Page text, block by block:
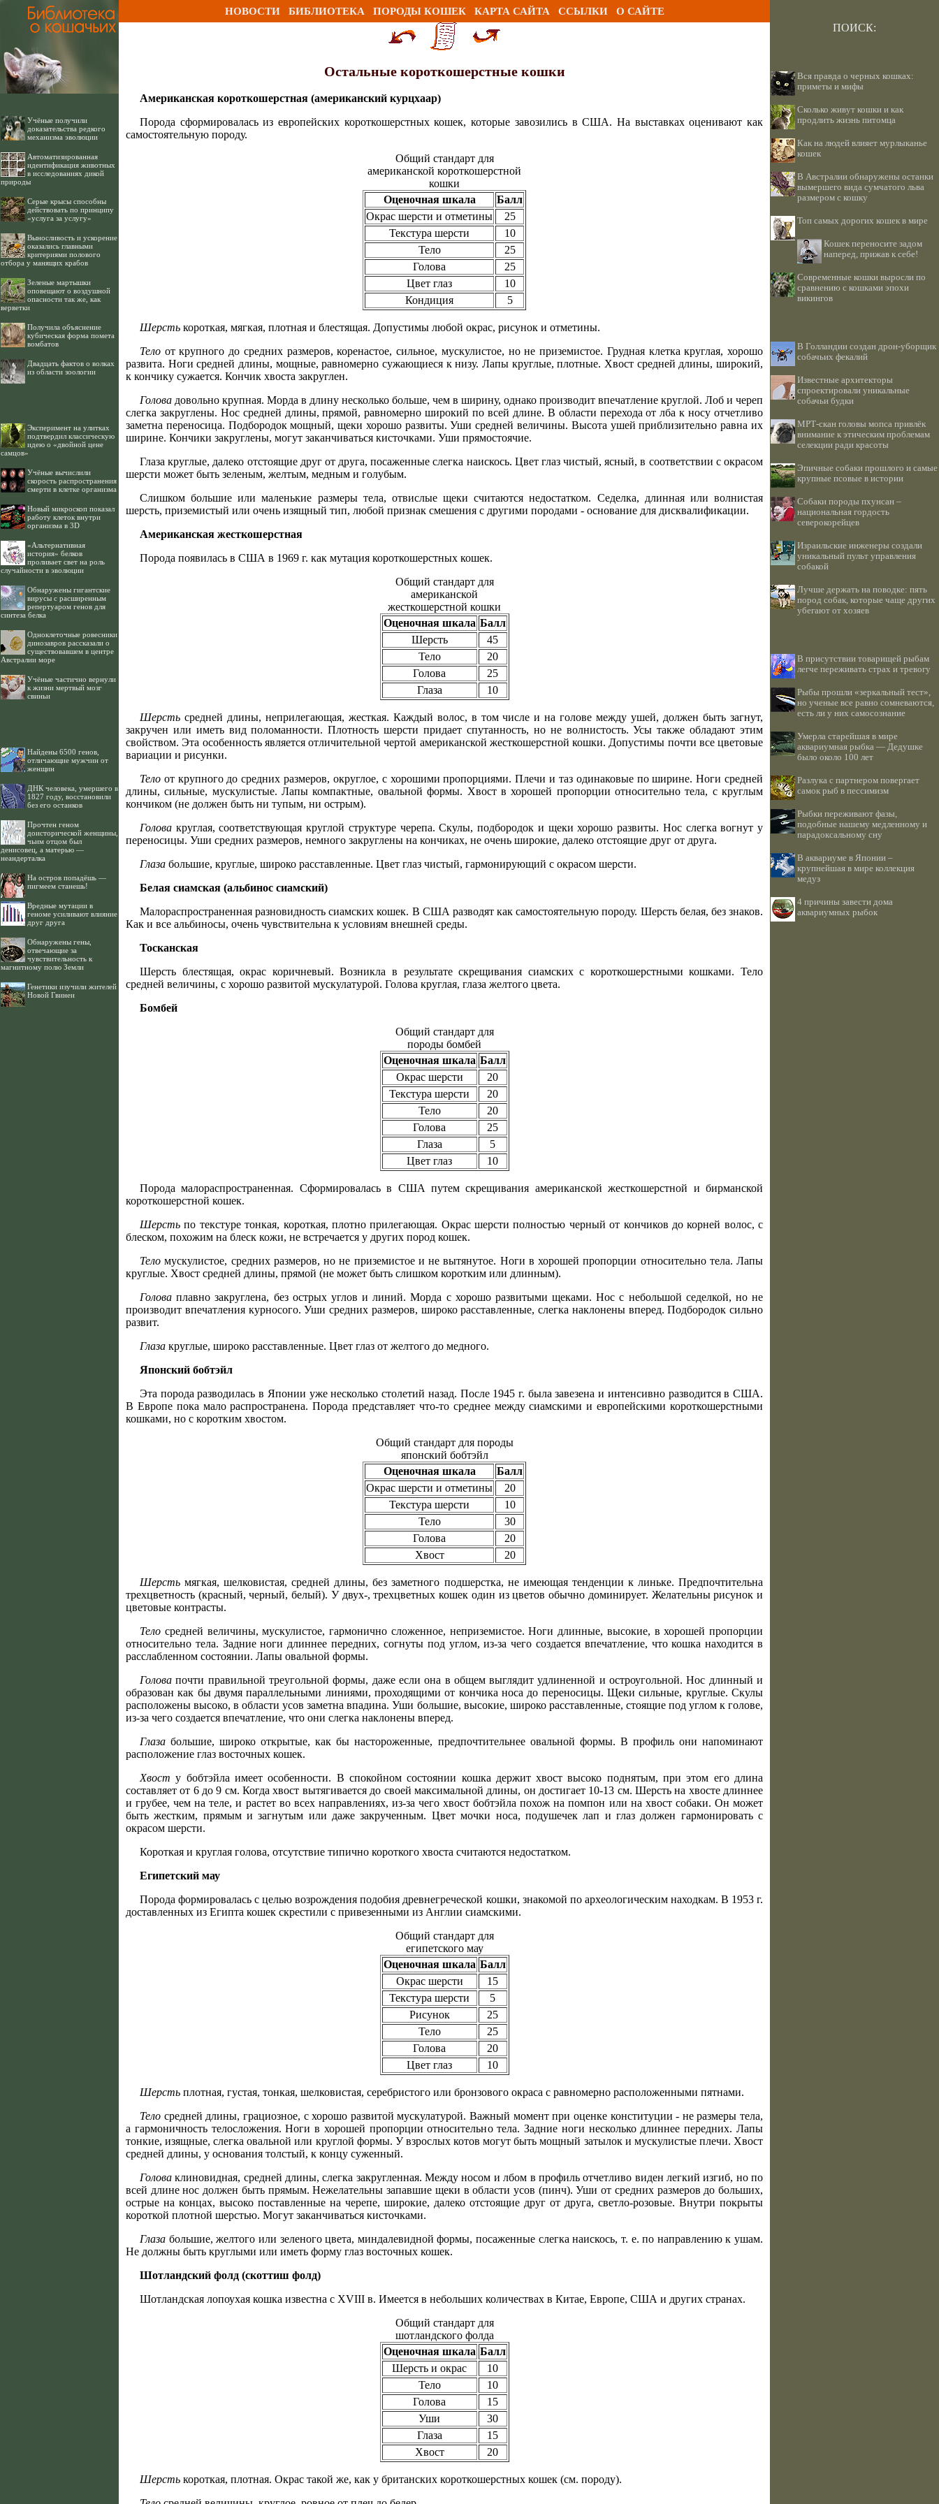
НОВОСТИ БИБЛИОТЕКА ПОРОДЫ КОШЕК КАРТА САЙТА ССЫЛКИ О САЙТЕ
Учёные получили
доказательства редкого
механизма эволюции
Автоматизированная
идентификация животных
в исследованиях дикой
природы
Серые крысы способны
действовать по принципу
«услуга за услугу»
Выносливость и ускорение
оказались главными
критериями полового
отбора у манящих крабов
Зеленые мартышки
оповещают о воздушной
опасности так же, как
верветки
Получила объяснение
кубическая форма помета
вомбатов
Двадцать фактов о волках
из области зоологии
Эксперимент на улитках
подтвердил классическую
идею о «двойной цене
самцов»
Учёные вычислили
скорость распространения
смерти в клетке организма
Новый микроскоп показал
работу клеток внутри
организма в 3D
«Альтернативная
история» белков
проливает свет на роль
случайности в эволюции
Обнаружены гигантские
вирусы с расширенным
репертуаром генов для
синтеза белка
Одноклеточные ровесники
динозавров рассказали о
существовавшем в центре
Австралии море
Учёные частично вернули
к жизни мертвый мозг
свиньи
Найдены 6500 генов,
отличающие мужчин от
женщин
ДНК человека, умершего в
1827 году, восстановили
без его останков
Прочтен геном
доисторической женщины,
чьим отцом был
денисовец, а матерью —
неандерталка
На остров попадёшь —
пигмеем станешь!
Вредные мутации в
геноме усиливают влияние
друг друга
Обнаружены гены,
отвечающие за
чувствительность к
магнитному полю Земли
Генетики изучили жителей
Новой Гвинеи
Остальные короткошерстные кошки
Американская короткошерстная (американский курцхаар)
Порода сформировалась из европейских короткошерстных кошек, которые завозились в США. На выставках оценивают как
самостоятельную породу.
Общий стандарт для
американской короткошерстной
кошки
Оценочная шкала
Балл
Окрас шерсти и отметины
25
Текстура шерсти
10
Тело
25
Голова
25
Цвет глаз
10
Кондиция
5
Шерсть короткая, мягкая, плотная и блестящая. Допустимы любой окрас, рисунок и отметины.
Тело от крупного до средних размеров, коренастое, сильное, мускулистое, но не приземистое. Грудная клетка круглая, хорошо
развита. Ноги средней длины, мощные, равномерно сужающиеся к низу. Лапы круглые, плотные. Хвост средней длины, широкий,
к кончику сужается. Кончик хвоста закруглен.
Голова довольно крупная. Морда в длину несколько больше, чем в ширину, однако производит впечатление круглой. Лоб и череп
слегка закруглены. Нос средней длины, прямой, равномерно широкий по всей длине. В области перехода от лба к носу отчетливо
заметна переносица. Подбородок мощный, щеки хорошо развиты. Уши средней величины. Высота ушей приблизительно равна их
ширине. Кончики закруглены, могут заканчиваться кисточками. Уши прямостоячие.
Глаза круглые, далеко отстоящие друг от друга, посаженные слегка наискось. Цвет глаз чистый, ясный, в соответствии с окрасом
шерсти может быть зеленым, желтым, медным и голубым.
Слишком большие или маленькие размеры тела, отвислые щеки считаются недостатком. Седелка, длинная или волнистая
шерсть, приземистый или очень изящный тип, любой признак смешения с другими породами - основание для дисквалификации.
Американская жесткошерстная
Порода появилась в США в 1969 г. как мутация короткошерстных кошек.
Общий стандарт для
американской
жесткошерстной кошки
Оценочная шкала Балл
Шерсть
45
Тело
20
Голова
25
Глаза
10
Шерсть средней длины, неприлегающая, жесткая. Каждый волос, в том числе и на голове между ушей, должен быть загнут,
закручен или иметь вид поломанности. Плотность шерсти придает спутанность, но не волнистость. Усы также обладают этим
свойством. Эта особенность является отличительной чертой американской жесткошерстной кошки. Допустимы почти все цветовые
вариации и рисунки.
Тело от крупного до средних размеров, округлое, с хорошими пропорциями. Плечи и таз одинаковые по ширине. Ноги средней
длины, сильные, мускулистые. Лапы компактные, овальной формы. Хвост в хорошей пропорции относительно тела, с круглым
кончиком (не должен быть ни тупым, ни острым).
Голова круглая, соответствующая круглой структуре черепа. Скулы, подбородок и щеки хорошо развиты. Нос слегка вогнут у
переносицы. Уши средних размеров, немного закруглены на кончиках, не очень широкие, далеко отстоящие друг от друга.
Глаза большие, круглые, широко расставленные. Цвет глаз чистый, гармонирующий с окрасом шерсти.
Белая сиамская (альбинос сиамский)
Малораспространенная разновидность сиамских кошек. В США разводят как самостоятельную породу. Шерсть белая, без знаков.
Как и все альбиносы, очень чувствительна к условиям внешней среды.
Тосканская
Шерсть блестящая, окрас коричневый. Возникла в результате скрещивания сиамских с короткошерстными кошками. Тело
средней величины, с хорошо развитой мускулатурой. Голова круглая, глаза желтого цвета.
Бомбей
Общий стандарт для
породы бомбей
Оценочная шкала Балл
Окрас шерсти
20
Текстура шерсти
20
Тело
20
Голова
25
Глаза
5
Цвет глаз
10
Порода малораспространенная. Сформировалась в США путем скрещивания американской жесткошерстной и бирманской
короткошерстной кошек.
Шерсть по текстуре тонкая, короткая, плотно прилегающая. Окрас шерсти полностью черный от кончиков до корней волос, с
блеском, похожим на блеск кожи, не встречается у других пород кошек.
Тело мускулистое, средних размеров, но не приземистое и не вытянутое. Ноги в хорошей пропорции относительно тела. Лапы
круглые. Хвост средней длины, прямой (не может быть слишком коротким или длинным).
Голова плавно закруглена, без острых углов и линий. Морда с хорошо развитыми щеками. Нос с небольшой седелкой, но не
производит впечатления курносого. Уши средних размеров, широко расставленные, слегка наклонены вперед. Подбородок сильно
развит.
Глаза круглые, широко расставленные. Цвет глаз от желтого до медного.
Японский бобтэйл
Эта порода разводилась в Японии уже несколько столетий назад. После 1945 г. была завезена и интенсивно разводится в США.
В Европе пока мало распространена. Порода представляет что-то среднее между сиамскими и европейскими короткошерстными
кошками, но с коротким хвостом.
Общий стандарт для породы
японский бобтэйл
Оценочная шкала
Балл
Окрас шерсти и отметины
20
Текстура шерсти
10
Тело
30
Голова
20
Хвост
20
Шерсть мягкая, шелковистая, средней длины, без заметного подшерстка, не имеющая тенденции к линьке. Предпочтительна
трехцветность (красный, черный, белый). У двух-, трехцветных кошек один из цветов обычно доминирует. Желательны рисунок и
цветовые контрасты.
Тело средней величины, мускулистое, гармонично сложенное, неприземистое. Ноги длинные, высокие, в хорошей пропорции
относительно тела. Задние ноги длиннее передних, согнуты под углом, из-за чего создается впечатление, что кошка находится в
расслабленном состоянии. Лапы овальной формы.
Голова почти правильной треугольной формы, даже если она в общем выглядит удлиненной и остроугольной. Нос длинный и
образован как бы двумя параллельными линиями, проходящими от кончика носа до переносицы. Щеки сильные, круглые. Скулы
расположены высоко, в области усов заметна впадина. Уши большие, высокие, широко расставленные, стоящие под углом к голове,
из-за чего создается впечатление, что они слегка наклонены вперед.
Глаза большие, широко открытые, как бы настороженные, предпочтительнее овальной формы. В профиль они напоминают
расположение глаз восточных кошек.
Хвост у бобтэйла имеет особенности. В спокойном состоянии кошка держит хвост высоко поднятым, при этом его длина
составляет от 6 до 9 см. Когда хвост вытягивается до своей максимальной длины, он достигает 10-13 см. Шерсть на хвосте длиннее
и грубее, чем на теле, и растет во всех направлениях, из-за чего хвост бобтэйла похож на помпон или на хвост собаки. Он может
быть жестким, прямым и загнутым или даже закрученным. Цвет мочки носа, подушечек лап и глаз должен гармонировать с
окрасом шерсти.
Короткая и круглая голова, отсутствие типично короткого хвоста считаются недостатком.
Египетский мау
Порода формировалась с целью возрождения подобия древнегреческой кошки, знакомой по археологическим находкам. В 1953 г.
доставленных из Египта кошек скрестили с привезенными из Англии сиамскими.
Общий стандарт для
египетского мау
Оценочная шкала Балл
Окрас шерсти
15
Текстура шерсти
5
Рисунок
25
Тело
25
Голова
20
Цвет глаз
10
Шерсть плотная, густая, тонкая, шелковистая, серебристого или бронзового окраса с равномерно расположенными пятнами.
Тело средней длины, грациозное, с хорошо развитой мускулатурой. Важный момент при оценке конституции - не размеры тела,
а гармоничность телосложения. Ноги в хорошей пропорции относительно тела. Задние ноги несколько длиннее передних. Лапы
тонкие, изящные, слегка овальной или круглой формы. У взрослых котов могут быть мощный затылок и мускулистые плечи. Хвост
средней длины, у основания толстый, к концу суженный.
Голова клиновидная, средней длины, слегка закругленная. Между носом и лбом в профиль отчетливо виден легкий изгиб, но по
всей длине нос должен быть прямым. Нежелательны запавшие щеки в области усов (пинч). Уши от средних размеров до больших,
острые на концах, высоко поставленные на черепе, широкие, далеко отстоящие друг от друга, светло-розовые. Внутри покрыты
короткой плотной шерстью. Могут заканчиваться кисточками.
Глаза большие, желтого или зеленого цвета, миндалевидной формы, посаженные слегка наискось, т. е. по направлению к ушам.
Не должны быть круглыми или иметь форму глаз восточных кошек.
Шотландский фолд (скоттиш фолд)
Шотландская лопоухая кошка известна с XVIII в. Имеется в небольших количествах в Китае, Европе, США и других странах.
Общий стандарт для
шотландского фолда
Оценочная шкала Балл
Шерсть и окрас
10
Тело
10
Голова
15
Уши
30
Глаза
15
Хвост
20
Шерсть короткая, плотная. Окрас такой же, как у британских короткошерстных кошек (см. породу).
ПОИСК:
Вся правда о черных кошках:
приметы и мифы
Сколько живут кошки и как
продлить жизнь питомца
Как на людей влияет мурлыканье
кошек
В Австралии обнаружены останки
вымершего вида сумчатого льва
размером с кошку
Топ самых дорогих кошек в мире
Кошек переносите задом
наперед, прижав к себе!
Современные кошки выросли по
сравнению с кошками эпохи
викингов
В Голландии создан дрон-уборщик
собачьих фекалий
Известные архитекторы
спроектировали уникальные
собачьи будки
МРТ-скан головы мопса привлёк
внимание к этическим проблемам
селекции ради красоты
Эпичные собаки прошлого и самые
крупные псовые в истории
Собаки породы пхунсан –
национальная гордость
северокорейцев
Израильские инженеры создали
уникальный пульт управления
собакой
Лучше держать на поводке: пять
пород собак, которые чаще других
убегают от хозяев
В присутствии товарищей рыбам
легче переживать страх и тревогу
Рыбы прошли «зеркальный тест»,
но ученые все равно сомневаются,
есть ли у них самосознание
Умерла старейшая в мире
аквариумная рыбка — Дедушке
было около 100 лет
Разлука с партнером повергает
самок рыб в пессимизм
Рыбки переживают фазы,
подобные нашему медленному и
парадоксальному сну
В аквариуме в Японии –
крупнейшая в мире коллекция
медуз
4 причины завести дома
аквариумных рыбок